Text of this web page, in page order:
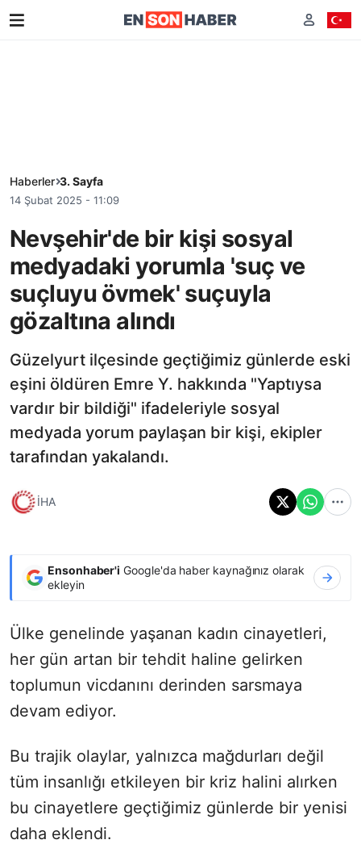
Haberler 3. Sayfa
14 Şubat 2025 - 11:09
Nevşehir'de bir kişi sosyal
medyadaki yorumla 'suç ve
suçluyu övmek' suçuyla
gözaltına alındı
Güzelyurt ilçesinde geçtiğimiz günlerde eski
eşini öldüren Emre Y. hakkında "Yaptıysa
vardır bir bildiği" ifadeleriyle sosyal
medyada yorum paylaşan bir kişi, ekipler
tarafından yakalandı.
İHA
Ensonhaber'i Google'da haber kaynağınız olarak
ekleyin
Ülke genelinde yaşanan kadın cinayetleri,
her gün artan bir tehdit haline gelirken
toplumun vicdanını derinden sarsmaya
devam ediyor.
Bu trajik olaylar, yalnızca mağdurları değil
tüm insanlığı etkileyen bir kriz halini alırken
bu cinayetlere geçtiğimiz günlerde bir yenisi
daha eklendi.